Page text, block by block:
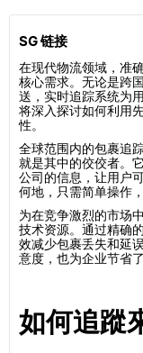
SG 链接
在现代物流领域，准
核心需求。无论是跨
送，实时追踪系统为
将深入探讨如何利用
性。
全球范围内的包裹追
就是其中的佼佼者。
公司的信息，让用户
何地，只需简单操作
为在竞争激烈的市场
技术资源。通过精确
效减少包裹丢失和延
意度，也为企业节省
如何追蹤